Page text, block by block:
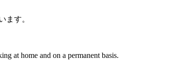
ます。
at home and on a permanent basis.